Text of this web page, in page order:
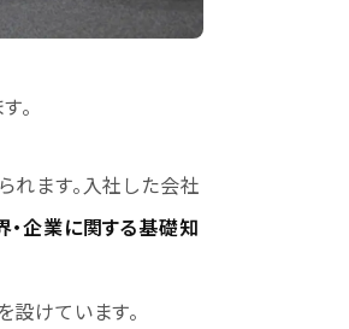
。
れます。入社した会社
企業に関する基礎知
けています。